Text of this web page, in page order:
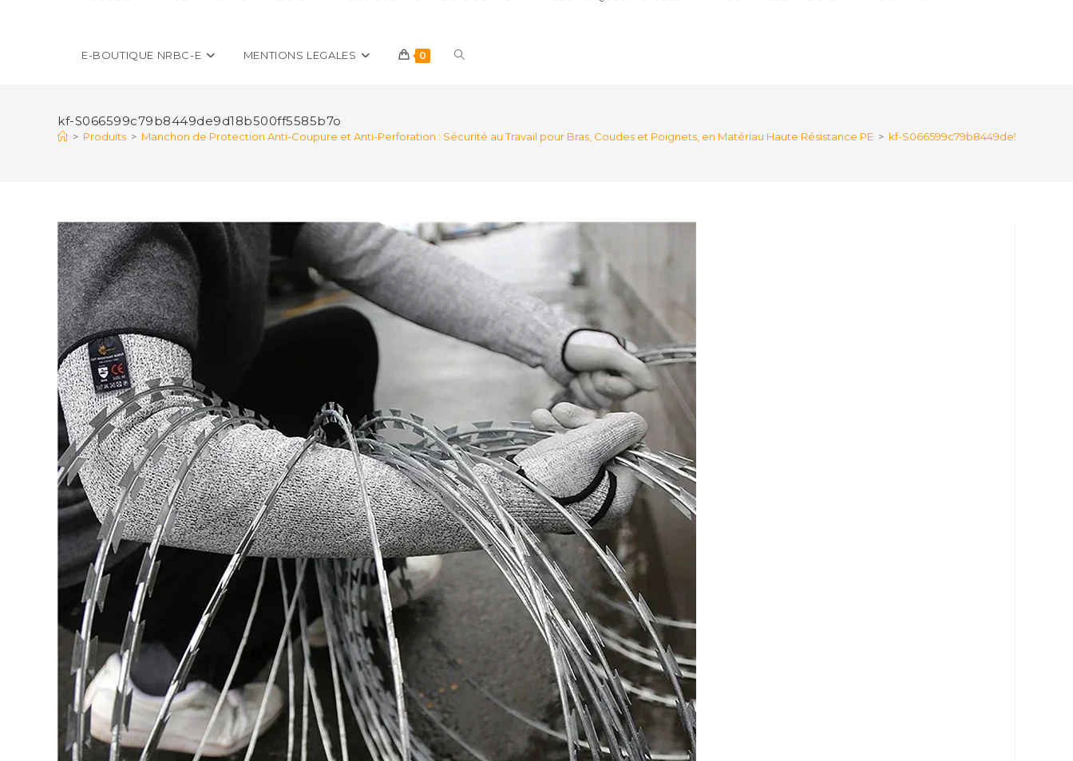
E-BOUTIQUE NRBC-E MENTIONS LEGALES 0 Toggle
kf-S066599c79b8449de9d18b500ff5585b7o
> Produits > Manchon de Protection Anti-Coupure et Anti-Perforation : Sécurité au Travail pour Bras, Coudes et Poignets, en Matériau Haute Résistance PE > kf-